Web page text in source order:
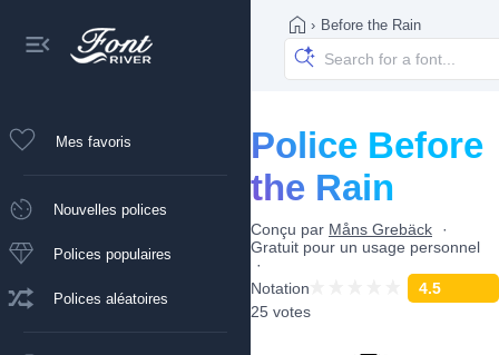
Mes favoris
Nouvelles polices
Polices populaires
Polices aléatoires
› Before the Rain
Police Before
the Rain
Conçu par Måns Grebäck
Gratuit pour un usage personnel
Notation
4.5
25 votes